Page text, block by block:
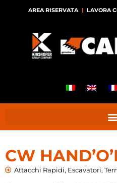
AREA RISERVATA LAVORA
CW
Attacchi Rapidi, Escavatori,